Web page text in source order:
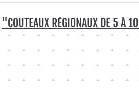
"COUTEAUX RÉGIONAUX DE 5 À